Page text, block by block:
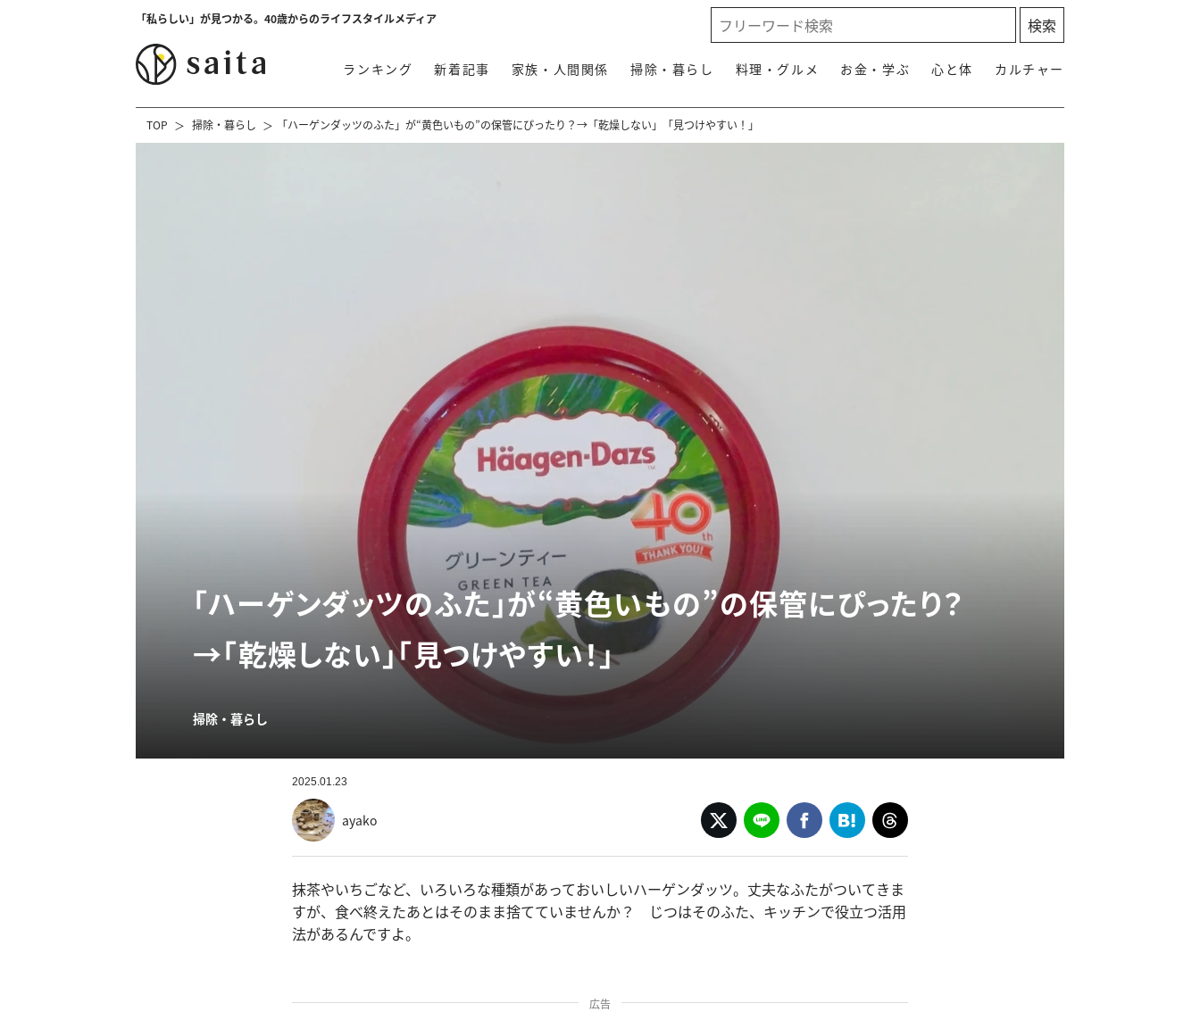
「私らしい」が見つかる。40歳からのライフスタイルメディア
ランキング 新着記事 家族・人間関係 掃除・暮らし 料理・グルメ お金・学ぶ 心と体 カルチャー
TOP 掃除・暮らし 「ハーゲンダッツのふた」が“黄色いもの”の保管にぴったり？→「乾燥しない」「見つけやすい！」
「ハーゲンダッツのふた」が“黄色いもの”の保管にぴったり？
→「乾燥しない」「見つけやすい！」
掃除・暮らし
2025.01.23
ayako
抹茶やいちごなど、いろいろな種類があっておいしいハーゲンダッツ。丈夫なふたがついてきま
すが、食べ終えたあとはそのまま捨てていませんか？ じつはそのふた、キッチンで役立つ活用
法があるんですよ。
広告